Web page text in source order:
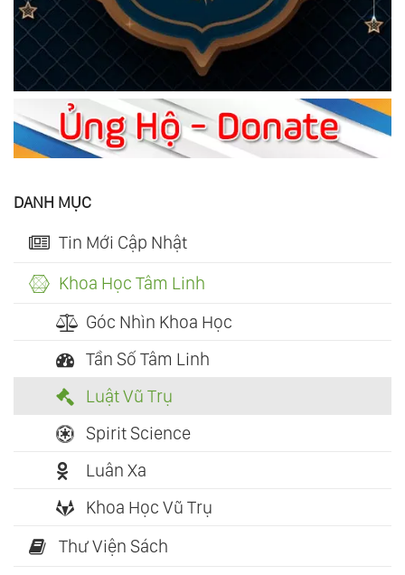
DANH MỤC
Tin Mới Cập Nhật
Khoa Học Tâm Linh
Góc Nhìn Khoa Học
Tần Số Tâm Linh
Luật Vũ Trụ
Spirit Science
Luân Xa
Khoa Học Vũ Trụ
Thư Viện Sách